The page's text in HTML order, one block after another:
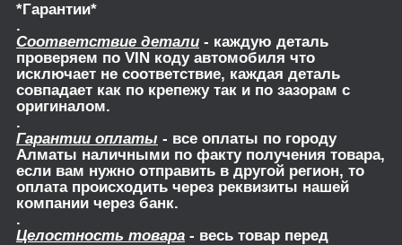
*Гарантии*
.
Соответствие детали - каждую деталь
проверяем по VIN коду автомобиля что
исключает не соответствие, каждая деталь
совпадает как по крепежу так и по зазорам с
оригиналом.
.
Гарантии оплаты - все оплаты по городу
Алматы наличными по факту получения товара,
если вам нужно отправить в другой регион, то
оплата происходить через реквизиты нашей
компании через банк.
.
Целостность товара - весь товар перед